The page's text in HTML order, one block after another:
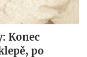
Konec
po